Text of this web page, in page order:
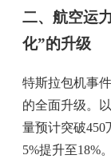
二、航空运
化”的升级
特斯拉包机事
的全面升级。
量预计突破450
5%提升至